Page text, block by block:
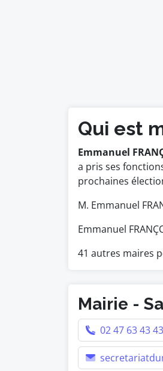
Qui est
Emmanuel
a pris ses
prochaines
M. Emmanuel
Emmanuel
41 autres maires
Mairie -
02 47 63 43 43